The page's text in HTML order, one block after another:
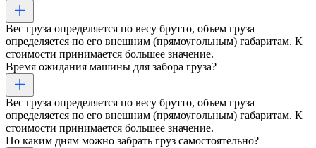
Вес груза определяется по весу брутто, объем груза
определяется по его внешним (прямоугольным) габаритам. К
стоимости принимается большее значение.
Время ожидания машины для забора груза?
Вес груза определяется по весу брутто, объем груза
определяется по его внешним (прямоугольным) габаритам. К
стоимости принимается большее значение.
По каким дням можно забрать груз самостоятельно?